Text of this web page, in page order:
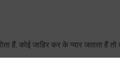
हैं, कोई जाहिर कर के प्यार जताता हैं तो